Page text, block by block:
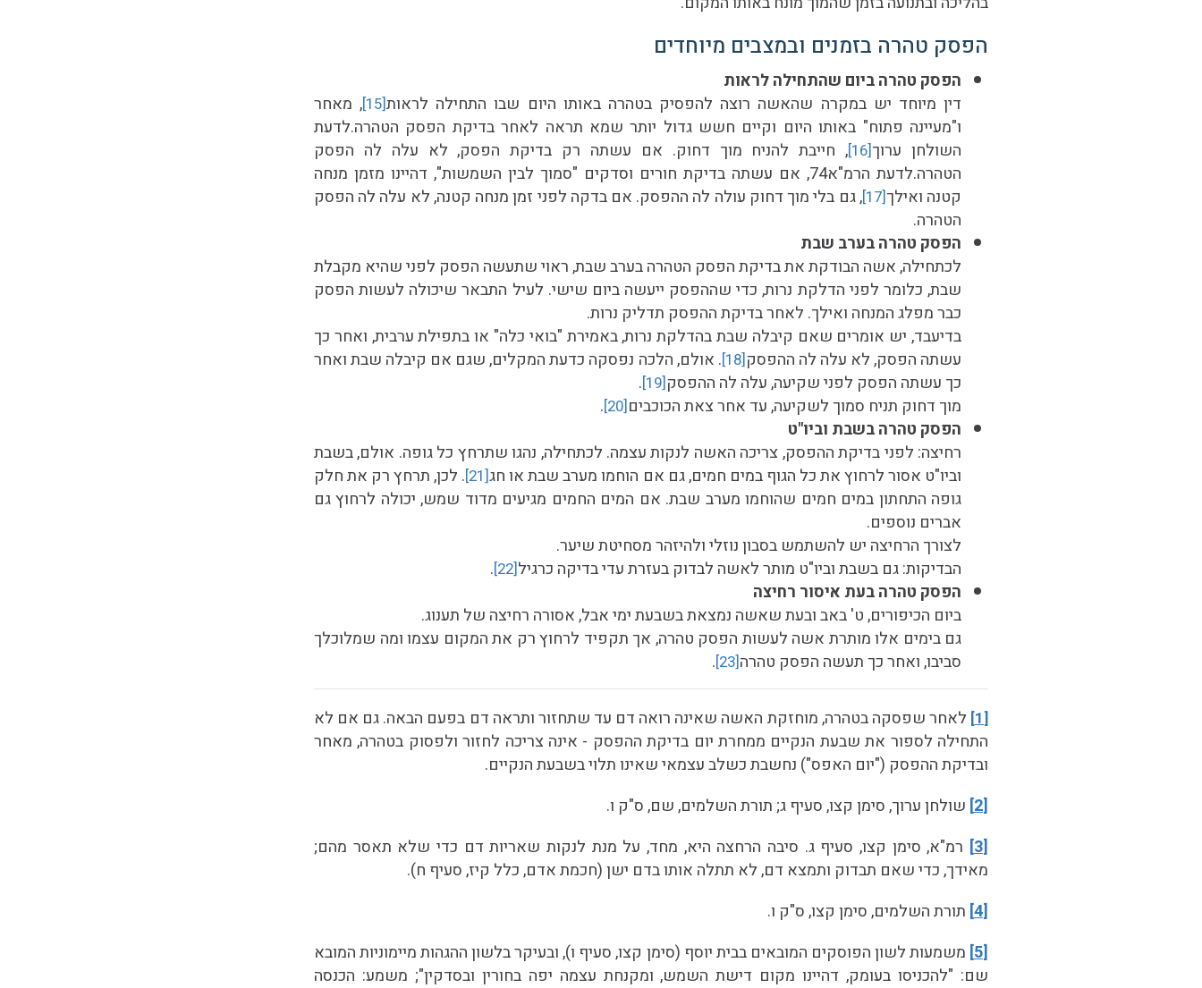
הפסק טהרה בזמנים ובמצבים מיוחדים
הפסק טהרה ביום שהתחילה לראות
דין מיוחד יש במקרה שהאשה רוצה להפסיק בטהרה באותו היום שבו התחילה לראות[15]
, מאחר
ו"מעיינה פתוח" באותו היום וקיים חשש גדול יותר שמא תראה לאחר בדיקת הפסק הטהרה.לדעת
השולחן ערוך[16]
, חייבת להניח מוך דחוק. אם עשתה רק בדיקת הפסק, לא עלה לה הפסק
הטהרה.לדעת הרמ"א74, אם עשתה בדיקת חורים וסדקים "סמוך לבין השמשות", דהיינו מזמן מנחה
קטנה ואילך[17]
, גם בלי מוך דחוק עולה לה ההפסק. אם בדקה לפני זמן מנחה קטנה, לא עלה לה הפסק
הטהרה.
הפסק טהרה בערב שבת
לכתחילה, אשה הבודקת את בדיקת הפסק הטהרה בערב שבת, ראוי שתעשה הפסק לפני שהיא מקבלת
שבת, כלומר לפני הדלקת נרות, כדי שההפסק ייעשה ביום שישי. לעיל התבאר שיכולה לעשות הפסק
כבר מפלג המנחה ואילך. לאחר בדיקת ההפסק תדליק נרות.
בדיעבד, יש אומרים שאם קיבלה שבת בהדלקת נרות, באמירת "בואי כלה" או בתפילת ערבית, ואחר כך
עשתה הפסק, לא עלה לה ההפסק[18]
. אולם, הלכה נפסקה כדעת המקלים, שגם אם קיבלה שבת ואחר
כך עשתה הפסק לפני שקיעה, עלה לה ההפסק[19]
.
מוך דחוק תניח סמוך לשקיעה, עד אחר צאת הכוכבים[20]
.
הפסק טהרה בשבת וביו"ט
רחיצה: לפני בדיקת ההפסק, צריכה האשה לנקות עצמה. לכתחילה, נהגו שתרחץ כל גופה. אולם, בשבת
וביו"ט אסור לרחוץ את כל הגוף במים חמים, גם אם הוחמו מערב שבת או חג[21]
. לכן, תרחץ רק את חלק
גופה התחתון במים חמים שהוחמו מערב שבת. אם המים החמים מגיעים מדוד שמש, יכולה לרחוץ גם
אברים נוספים.
לצורך הרחיצה יש להשתמש בסבון נוזלי ולהיזהר מסחיטת שיער.
הבדיקות: גם בשבת וביו"ט מותר לאשה לבדוק בעזרת עדי בדיקה כרגיל[22]
.
הפסק טהרה בעת איסור רחיצה
ביום הכיפורים, ט' באב ובעת שאשה נמצאת בשבעת ימי אבל, אסורה רחיצה של תענוג.
גם בימים אלו מותרת אשה לעשות הפסק טהרה, אך תקפיד לרחוץ רק את המקום עצמו ומה שמלוכלך
סביבו, ואחר כך תעשה הפסק טהרה[23]
.
[1]
לאחר שפסקה בטהרה, מוחזקת האשה שאינה רואה דם עד שתחזור ותראה דם בפעם הבאה. גם אם לא
התחילה לספור את שבעת הנקיים ממחרת יום בדיקת ההפסק - אינה צריכה לחזור ולפסוק בטהרה, מאחר
ובדיקת ההפסק ("יום האפס") נחשבת כשלב עצמאי שאינו תלוי בשבעת הנקיים.
[2]
שולחן ערוך, סימן קצו, סעיף ג; תורת השלמים, שם, ס"ק ו.
[3]
רמ"א, סימן קצו, סעיף ג. סיבה הרחצה היא, מחד, על מנת לנקות שאריות דם כדי שלא תאסר מהם;
מאידך, כדי שאם תבדוק ותמצא דם, לא תתלה אותו בדם ישן (חכמת אדם, כלל קיז, סעיף ח).
[4]
תורת השלמים, סימן קצו, ס"ק ו.
[5]
משמעות לשון הפוסקים המובאים בבית יוסף (סימן קצו, סעיף ו), ובעיקר בלשון ההגהות מיימוניות המובא
שם: "להכניסו בעומק, דהיינו מקום דישת השמש, ומקנחת עצמה יפה בחורין ובסדקין"; משמע: הכנסה